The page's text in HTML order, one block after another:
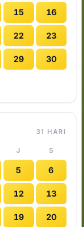
15 16
22 23
29 30
31 HARI
J S
5 6
12 13
19 20